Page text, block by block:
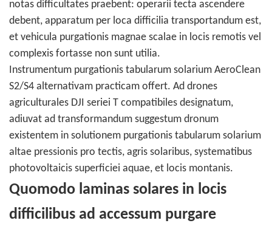
notas difficultates praebent: operarii tecta ascendere
debent, apparatum per loca difficilia transportandum est,
et vehicula purgationis magnae scalae in locis remotis vel
complexis fortasse non sunt utilia.
Instrumentum purgationis tabularum solarium AeroClean
S2/S4 alternativam practicam offert. Ad drones
agriculturales DJI seriei T compatibiles designatum,
adiuvat ad transformandum suggestum dronum
existentem in solutionem purgationis tabularum solarium
altae pressionis pro tectis, agris solaribus, systematibus
photovoltaicis superficiei aquae, et locis montanis.
Quomodo laminas solares in locis
difficilibus ad accessum purgare